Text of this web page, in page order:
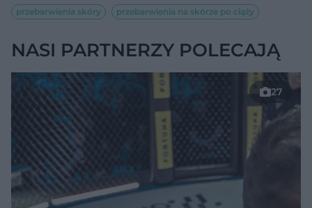
przebarwienia skóry
przebarwienia na skórze po ciąży
NASI PARTNERZY POLECAJĄ
27